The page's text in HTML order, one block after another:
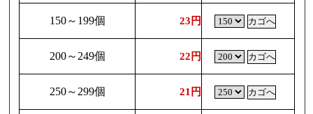
150～199個 23円
200～249個 22円
250～299個 21円